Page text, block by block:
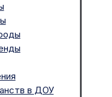
в ДОУ